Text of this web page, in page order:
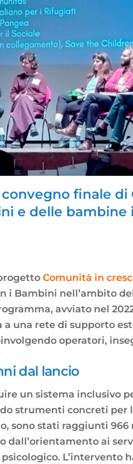
finale
e delle bambine
Comunità in
i Bambini nell’ambito
avviato nel
una rete di supporto
operatori,
dal lancio
un sistema inclusivo
strumenti concreti per
sono stati raggiunti
dall’orientamento ai
L’intervento